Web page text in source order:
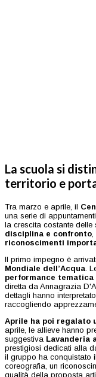
La scuola si
territorio e
Tra marzo e aprile, il
una serie di
la crescita costante delle
disciplina e confronto,
riconoscimenti
Il primo impegno è
Mondiale dell’Acqua.
performance
diretta da Annagrazia
dettagli hanno
raccogliendo
Aprile ha poi regalato
aprile, le allieve hanno
suggestiva Lavanderia
prestigiosi dedicati alla
il gruppo ha conquistato il
coreografia, un
qualità della proposta